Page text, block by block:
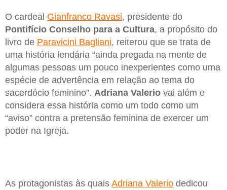
O cardeal Gianfranco Ravasi, presidente do
Pontifício Conselho para a Cultura, a propósito do
livro de Paravicini Bagliani, reiterou que se trata de
uma história lendária “ainda pregada na mente de
algumas pessoas um pouco inexperientes como uma
espécie de advertência em relação ao tema do
sacerdócio feminino”. Adriana Valerio vai além e
considera essa história como um todo como um
“aviso” contra a pretensão feminina de exercer um
poder na Igreja.
As protagonistas às quais Adriana Valerio dedicou